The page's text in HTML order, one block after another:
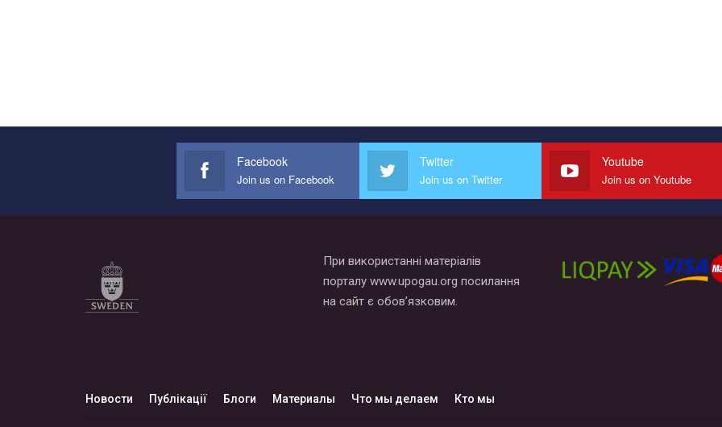
Facebook
Join us on Facebook
Twitter
Join us on Twitter
Youtube
Join us on Youtube
При використанні матеріалів
порталу www.upogau.org посилання
на сайт є обов’язковим.
Новости Публікації Блоги Материалы Что мы делаем Кто мы